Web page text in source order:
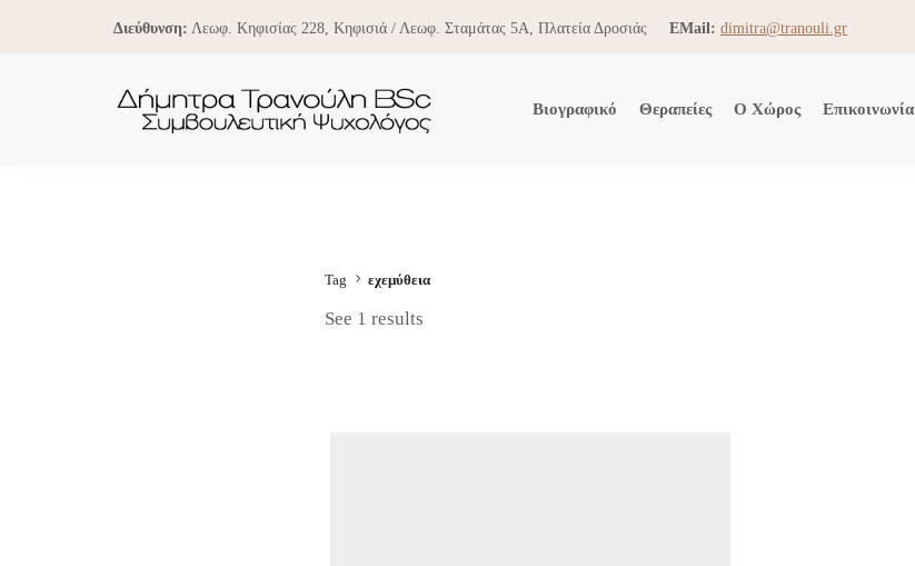
Διεύθυνση: Λεωφ. Κηφισίας 228, Κηφισιά / Λεωφ. Σταμάτας 5Α, Πλατεία Δροσιάς EMail: dimitra@tranouli.gr
Βιογραφικό Θεραπείες Ο Χώρος Επικοινωνία
Tag εχεμύθεια
See 1 results